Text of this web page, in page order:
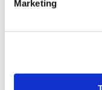
Marketing
Til alle